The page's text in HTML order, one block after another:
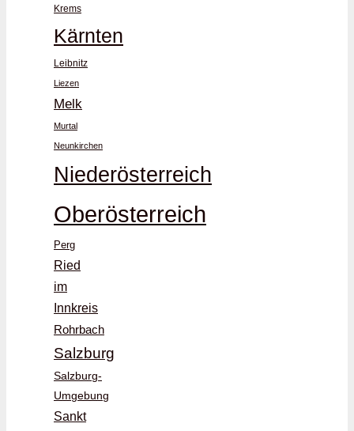
Krems
Kärnten
Leibnitz
Liezen
Melk
Murtal
Neunkirchen
Niederösterreich
Oberösterreich
Perg
Ried
im
Innkreis
Rohrbach
Salzburg
Salzburg-
Umgebung
Sankt